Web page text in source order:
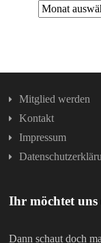
Mitglied werden
Kontakt
Impressum
Ihr möchtet uns
Dann schaut doch